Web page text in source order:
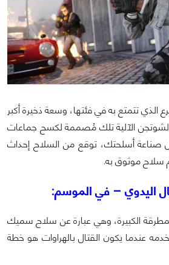
الذي تتمتع به في فئتها، وسعة ذخيرة أكبر
الآلية تلك مُصممة لكسح جماعات
صناعة أسلحتك، توقع من السلاح إحداث
سلاح موثوق به.
اليدوي – في الموسم:
الكبيرة، وهي عبارة عن سلاح سميك
عندما يكون القتال بالهراوات هو خطة